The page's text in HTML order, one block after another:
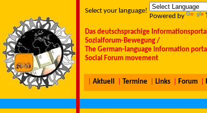
Select your language!
Powered by
Das deutschsprachige
Sozialforum-Bewegung /
The German-language information
Social Forum movement
Aktuell Termine Links Forum